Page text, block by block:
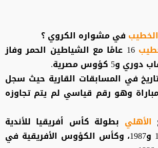
في مشواره الكروي ؟
16 عامًا مع الشياطين الحمر وفاز
كؤوس مصرية.
في المسابقات القارية حيث سجل
هدفًا في 49 مباراة وهو رقم قياسي لم يتم تجاوزه
الأهلي بطولة كأس أفريقيا للأندية
البطلة عامي 1982 و1987، وكأس الكؤوس الأفريقية في